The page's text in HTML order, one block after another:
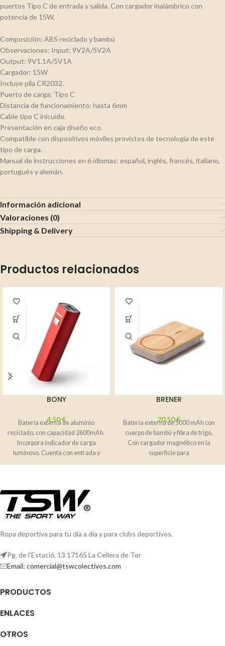
puertos Tipo C de entrada y salida. Con cargador inalámbrico con
potencia de 15W.
Composición: ABS reciclado y bambú
Observaciones: Input: 9V2A/5V2A
Output: 9V1.1A/5V1A
Cargador: 15W
Incluye pila CR2032.
Puerto de carga: Tipo C
Distancia de funcionamiento: hasta 6mm
Cable tipo C inlcuido.
Presentación en caja diseño eco.
Compatible con dispositivos móviles provistos de tecnología de este
tipo de carga.
Manual de instrucciones en 6 idiomas: español, inglés, francés, italiano,
portugués y alemán.
Información adicional
Valoraciones (0)
Shipping & Delivery
Productos relacionados
BONY
4,50€
Batería externa de aluminio
reciclado, con capacidad 2600mAh.
Incorpora indicador de carga
luminoso. Cuenta con entrada y
salida Tipo C.
BRENER
20,50€
Batería externa de 5000 mAh con
cuerpo de bambú y fibra de trigo.
Con cargador magnético en la
superficie para
Ropa deportiva para tu día a día y para clubs deportivos.
Pg. de l'Estació, 13 17165 La Cellera de Ter
Email: comercial@tswcolectivos.com
PRODUCTOS
ENLACES
OTROS